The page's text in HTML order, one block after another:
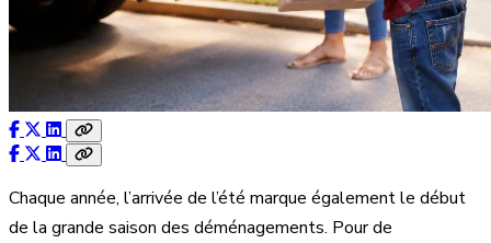
Chaque année, l’arrivée de l’été marque également le début
de la grande saison des déménagements. Pour de